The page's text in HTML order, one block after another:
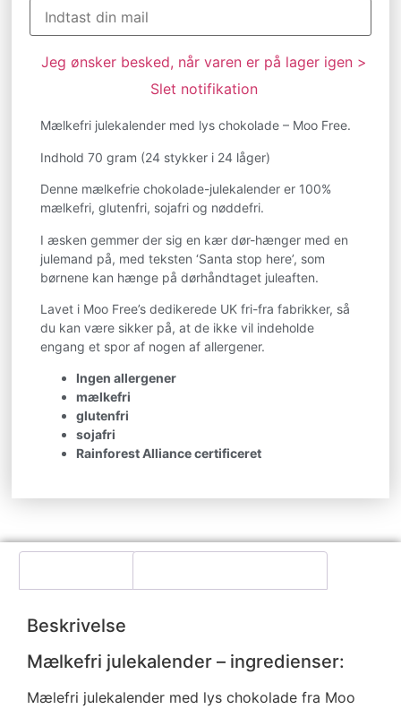
Jeg ønsker besked, når varen er på lager igen >
Slet notifikation
Mælkefri julekalender med lys chokolade – Moo Free.
Indhold 70 gram (24 stykker i 24 låger)
Denne mælkefrie chokolade-julekalender er 100%
mælkefri, glutenfri, sojafri og nøddefri.
I æsken gemmer der sig en kær dør-hænger med en
julemand på, med teksten ‘Santa stop here’, som
børnene kan hænge på dørhåndtaget juleaften.
Lavet i Moo Free’s dedikerede UK fri-fra fabrikker, så
du kan være sikker på, at de ikke vil indeholde
engang et spor af nogen af allergener.
Ingen allergener
mælkefri
glutenfri
sojafri
Rainforest Alliance certificeret
Beskrivelse
Mælkefri julekalender – ingredienser:
Mælefri julekalender med lys chokolade fra Moo